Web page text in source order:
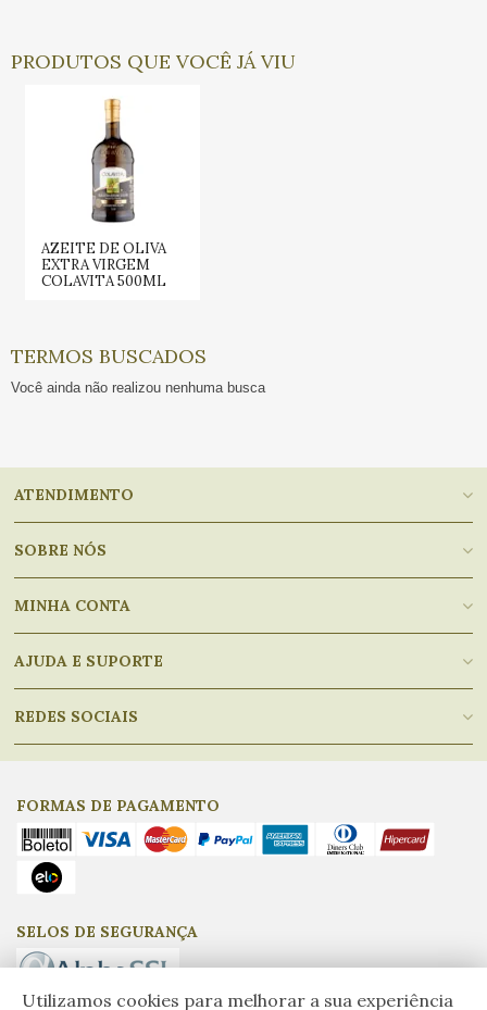
PRODUTOS QUE VOCÊ JÁ VIU
AZEITE DE OLIVA
EXTRA VIRGEM
COLAVITA 500ML
TERMOS BUSCADOS
Você ainda não realizou nenhuma busca
Utilizamos cookies para melhorar a sua experiência
ATENDIMENTO
SOBRE NÓS
MINHA CONTA
AJUDA E SUPORTE
REDES SOCIAIS
FORMAS DE PAGAMENTO
SELOS DE SEGURANÇA